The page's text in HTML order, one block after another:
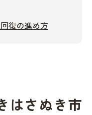
復の進め方
はさぬき市